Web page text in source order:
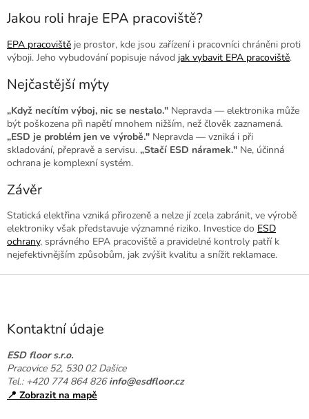
Jakou roli hraje EPA pracoviště?
EPA pracoviště je prostor, kde jsou zařízení i pracovníci chráněni proti
výboji. Jeho vybudování popisuje návod jak vybavit EPA pracoviště.
Nejčastější mýty
„Když necítím výboj, nic se nestalo." Nepravda — elektronika může
být poškozena při napětí mnohem nižším, než člověk zaznamená.
„ESD je problém jen ve výrobě." Nepravda — vzniká i při
skladování, přepravě a servisu. „Stačí ESD náramek." Ne, účinná
ochrana je komplexní systém.
Závěr
Statická elektřina vzniká přirozeně a nelze jí zcela zabránit, ve výrobě
elektroniky však představuje významné riziko. Investice do ESD
ochrany, správného EPA pracoviště a pravidelné kontroly patří k
nejefektivnějším způsobům, jak zvýšit kvalitu a snížit reklamace.
Z
Kontaktní údaje
ESD floor s.r.o.
Pracovice 52, 530 02 Dašice
Tel.: +420 774 864 826info@esdfloor.cz
📍 Zobrazit na mapě